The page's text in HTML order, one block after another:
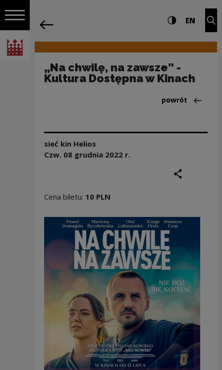
Włącz nawigację
Narodowe Centrum Kultury
Nawigacja Ustawienia i Wysoki
EN
„Na chwilę, na zawsze” -
Kultura Dostępna w Kinach
Powrót
powrót
sieć kin Helios
Czw. 08 grudnia 2022r.
Cena biletu: 10 PLN